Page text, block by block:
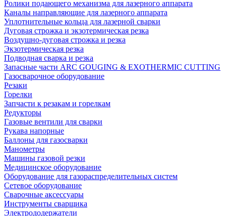
Ролики подающего механизма для лазерного аппарата
Каналы направляющие для лазерного аппарата
Уплотнительные кольца для лазерной сварки
Дуговая строжка и экзотермическая резка
Воздушно-дуговая строжка и резка
Экзотермическая резка
Подводная сварка и резка
Запасные части ARC GOUGING & EXOTHERMIC CUTTING
Газосварочное оборудование
Резаки
Горелки
Запчасти к резакам и горелкам
Редукторы
Газовые вентили для сварки
Рукава напорные
Баллоны для газосварки
Манометры
Машины газовой резки
Медицинское оборудование
Оборудование для газораспределительных систем
Сетевое оборудование
Сварочные аксессуары
Инструменты сварщика
Электрододержатели